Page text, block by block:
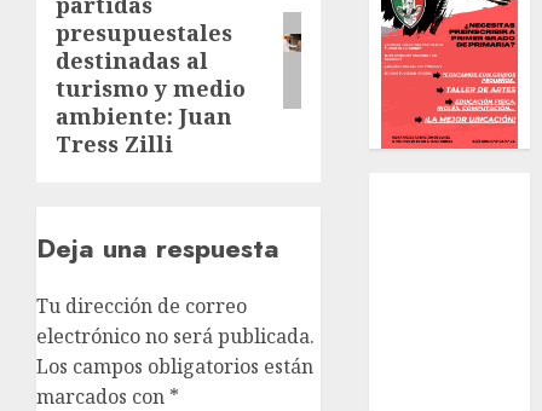
entrada:
presupuestales
destinadas al
turismo y medio
ambiente: Juan
Tress Zilli
Deja una respuesta
Tu dirección de correo
electrónico no será publicada.
Los campos obligatorios están
marcados con *